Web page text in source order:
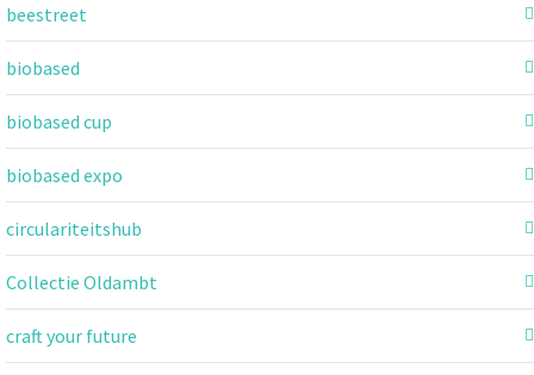
beestreet
biobased
biobased cup
biobased expo
circulariteitshub
Collectie Oldambt
craft your future